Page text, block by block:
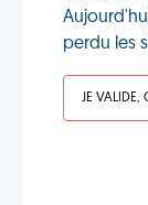
perdu les